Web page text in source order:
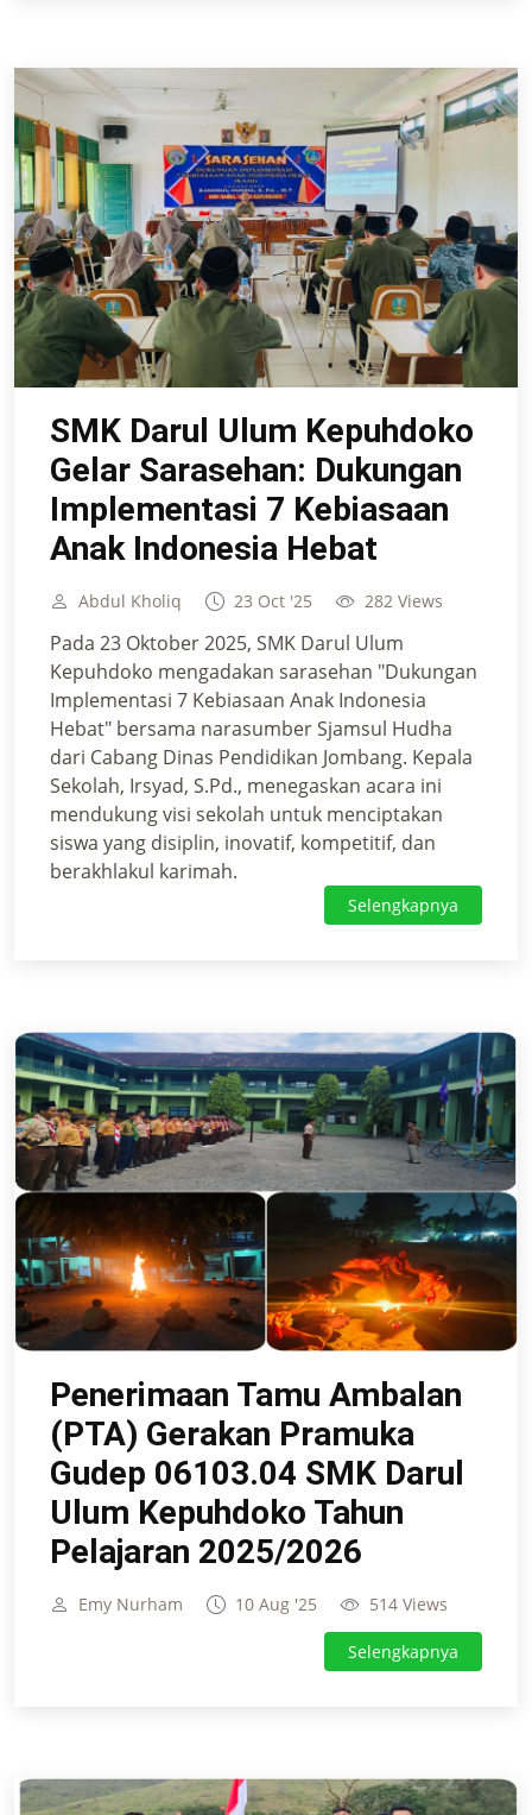
SMK Darul Ulum Kepuhdoko
Gelar Sarasehan: Dukungan
Implementasi 7 Kebiasaan
Anak Indonesia Hebat
Abdul Kholiq 23 Oct '25 282 Views
Pada 23 Oktober 2025, SMK Darul Ulum
Kepuhdoko mengadakan sarasehan "Dukungan
Implementasi 7 Kebiasaan Anak Indonesia
Hebat" bersama narasumber Sjamsul Hudha
dari Cabang Dinas Pendidikan Jombang. Kepala
Sekolah, Irsyad, S.Pd., menegaskan acara ini
mendukung visi sekolah untuk menciptakan
siswa yang disiplin, inovatif, kompetitif, dan
berakhlakul karimah.
Selengkapnya
Penerimaan Tamu Ambalan
(PTA) Gerakan Pramuka
Gudep 06103.04 SMK Darul
Ulum Kepuhdoko Tahun
Pelajaran 2025/2026
Emy Nurham 10 Aug '25 514 Views
Selengkapnya